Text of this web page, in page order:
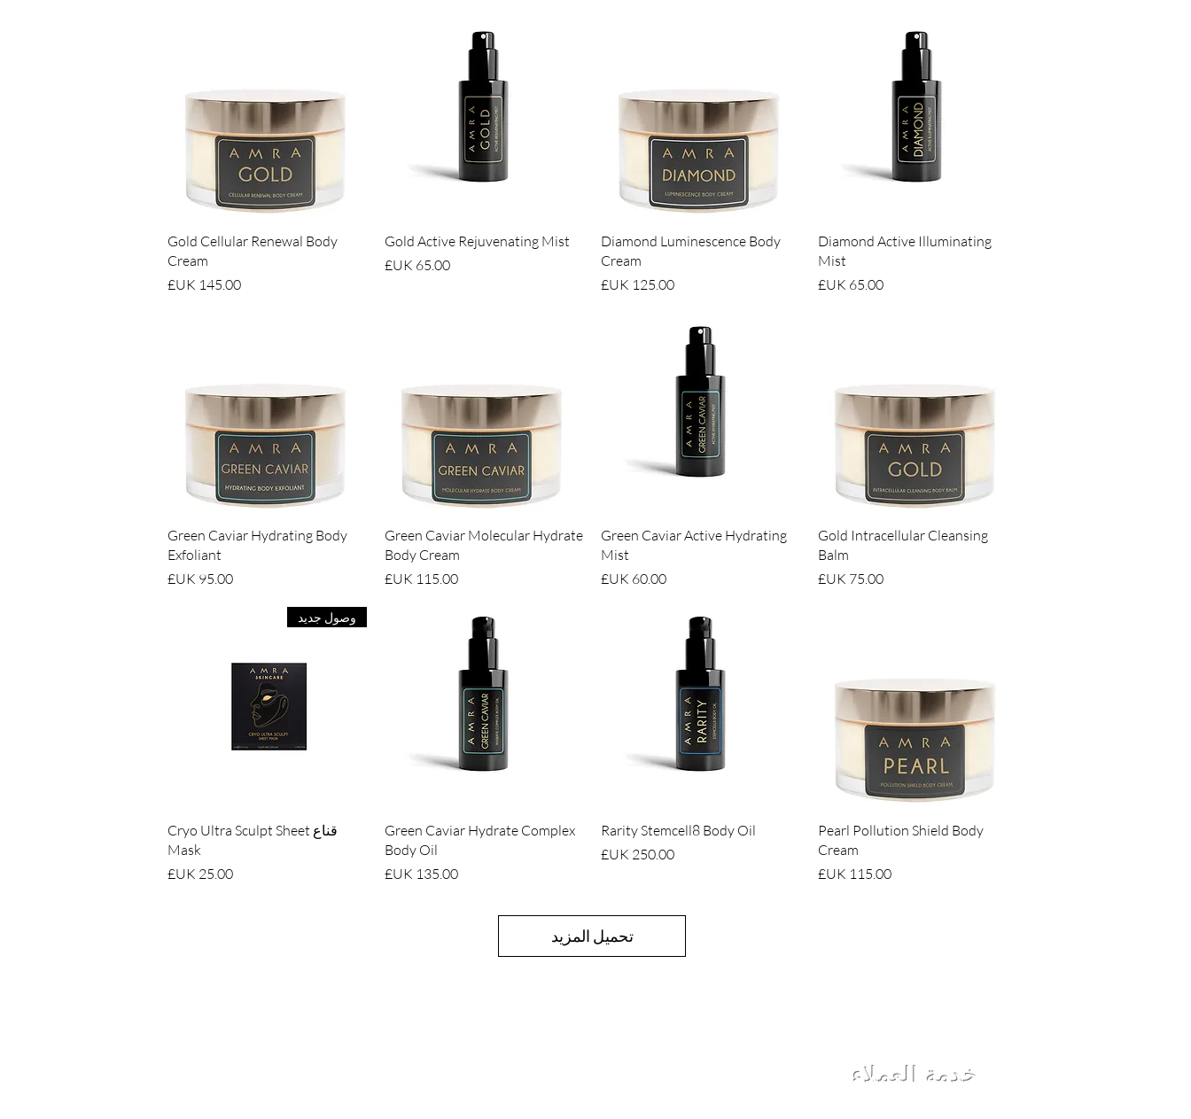
العرض السريع
Diamond Active Illuminating
Mist
السعر‏65.00 UK£
العرض السريع
Diamond Luminescence Body
Cream
السعر
العرض السريع
Gold Active Rejuvenating Mist
السعر‏65.00 UK£
العرض السريع
Gold Cellular Renewal Body
Cream
السعر
العرض السريع
Gold Intracellular Cleansing
Balm
السعر‏75.00 UK£
العرض السريع
Green Caviar Active Hydrating
Mist
السعر
العرض السريع
Green Caviar Molecular Hydrate
Body Cream
السعر‏115.00 UK£
العرض السريع
Green Caviar Hydrating Body
Exfoliant
السعر
العرض السريع
Pearl Pollution Shield Body
Cream
السعر‏115.00 UK£
العرض السريع
Rarity Stemcell8 Body Oil
السعر
العرض السريع
Green Caviar Hydrate Complex
Body Oil
السعر‏135.00 UK£
العرض السريع
وصول جديد
قناع Cryo Ultra Sculpt Sheet
Mask
السعر
تحميل المزيد
خدمة العملاء